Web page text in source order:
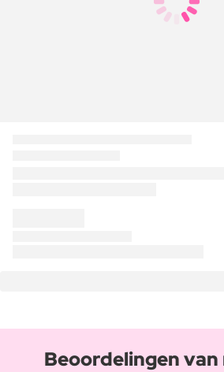
Beoordelingen van